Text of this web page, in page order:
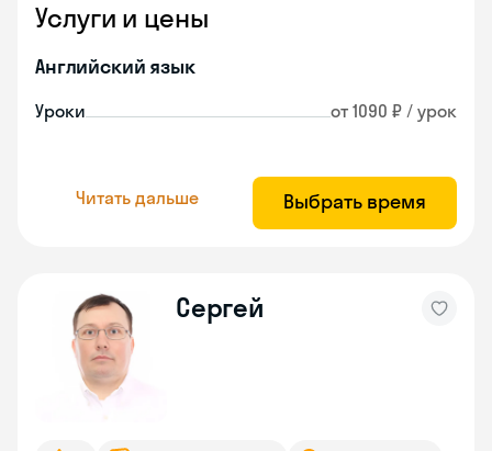
Услуги и цены
Английский язык
Уроки от 1090 ₽ / урок
Читать дальше Выбрать время
Сергей